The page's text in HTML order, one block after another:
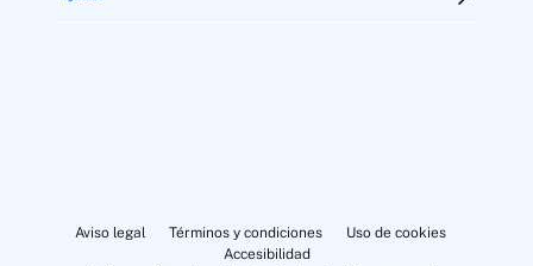
Aviso legal Términos y condiciones
Uso de cookies
Accesibilidad